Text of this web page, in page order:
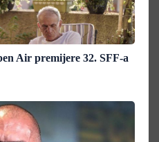
Air premijere 32. SFF-a